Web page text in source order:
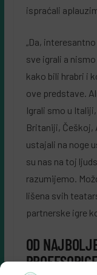
ispraćali
„Da,
sve igrali a
kako bili hrabri i
ove predstave.
Igrali smo u
Britaniji, Češkoj,
ustajali na noge
su nas na toj
razumijemo.
lišena svih
partnerske igre
OD